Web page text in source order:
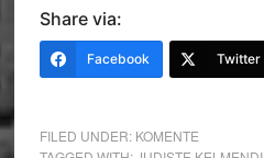
Share via:
Facebook Twitter
FILED UNDER: KOMENTE